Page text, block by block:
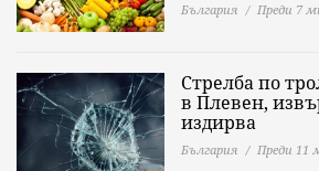
България Преди 7
Стрелба по
в Плевен,
издирва
България Преди 11